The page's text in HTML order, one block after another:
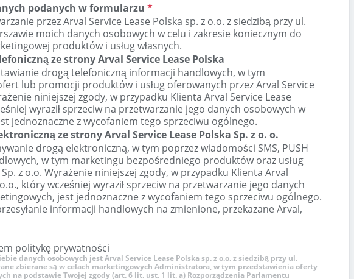
podanych w formularzu *
przez Arval Service Lease Polska sp. z o.o. z siedzibą przy ul.
moich danych osobowych w celu i zakresie koniecznym do
produktów i usług własnych.
ze strony Arval Service Lease Polska
drogą telefoniczną informacji handlowych, w tym
lub promocji produktów i usług oferowanych przez Arval Service
niniejszej zgody, w przypadku Klienta Arval Service Lease
wyraził sprzeciw na przetwarzanie jego danych osobowych w
jednoznaczne z wycofaniem tego sprzeciwu ogólnego.
ze strony Arval Service Lease Polska Sp. z o. o.
drogą elektroniczną, w tym poprzez wiadomości SMS, PUSH
w tym marketingu bezpośredniego produktów oraz usług
z o.o. Wyrażenie niniejszej zgody, w przypadku Klienta Arval
który wcześniej wyraził sprzeciw na przetwarzanie jego danych
jest jednoznaczne z wycofaniem tego sprzeciwu ogólnego.
informacji handlowych na zmienione, przekazane Arval,
politykę prywatności
danych osobowych jest Arval Service Lease Polska sp. z o.o. z siedzibą przy ul.
zbierane są w celach marketingowych Administratora, w tym przedstawienia oferty
na podstawie Twojej zgody (art. 6 lit. ust. 1 lit. a) Rozporządzenia Parlamentu